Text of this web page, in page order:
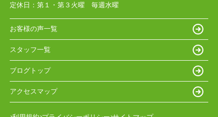
定休日： 第１・第３火曜 毎週水曜
お客様の声一覧
スタッフ一覧
ブログトップ
アクセスマップ